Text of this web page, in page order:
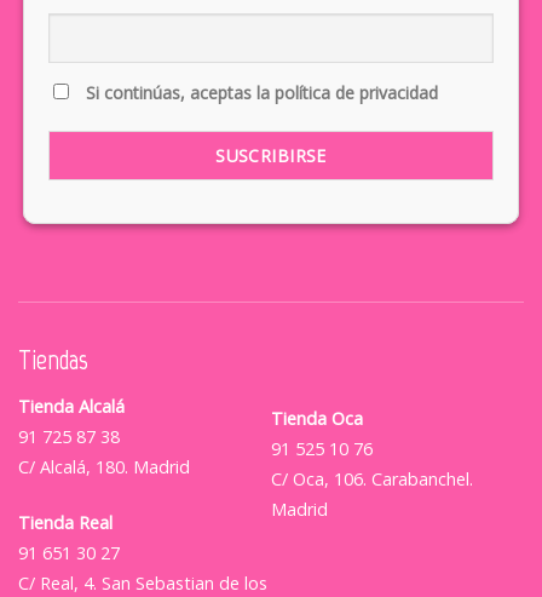
Si continúas, aceptas la política de privacidad
Tiendas
Tienda Alcalá
91 725 87 38
C/ Alcalá, 180. Madrid
Tienda Real
91 651 30 27
C/ Real, 4. San Sebastian de los
Tienda Oca
91 525 10 76
C/ Oca, 106. Carabanchel.
Madrid